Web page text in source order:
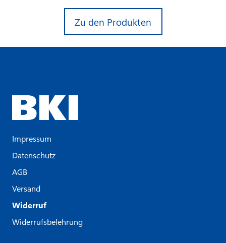
Zu den Produkten
Impressum
Datenschutz
AGB
Versand
Widerruf
Widerrufsbelehrung